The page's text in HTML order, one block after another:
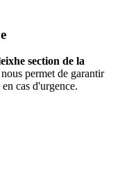
section de la
permet de garantir
cas d'urgence.